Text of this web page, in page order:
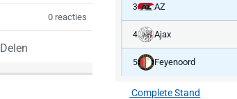
0 reacties
Delen
3 AZ
4 Ajax
5 Feyenoord
Complete Stand